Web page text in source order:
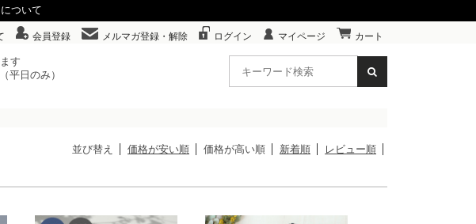
ついて
会員登録 メルマガ登録・解除 ログイン マイページ カート
す
平日のみ）
並び替え 価格が安い順 価格が高い順 新着順 レビュー順